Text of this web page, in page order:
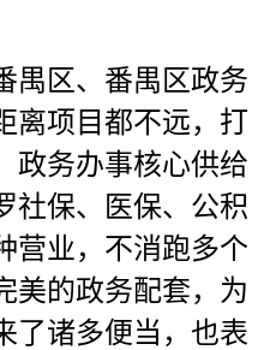
区、番禺区政务
离项目都不远，打
政务办事核心供给
社保、医保、公积
营业，不消跑多个
美的政务配套，为
了诸多便当，也表